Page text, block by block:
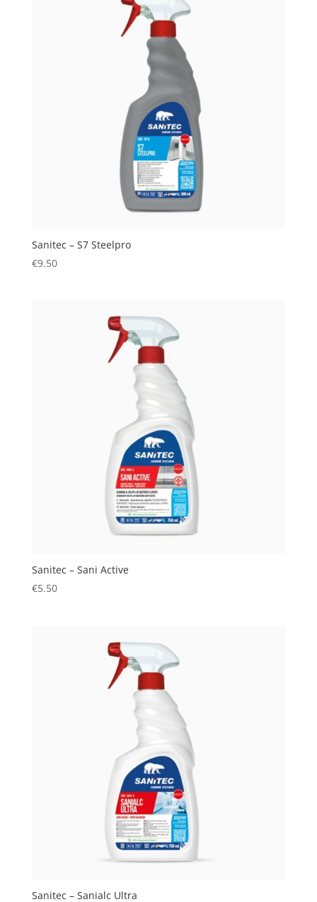
Sanitec – S7 Steelpro
€9.50
Sanitec – Sani Active
€5.50
Sanitec – Sanialc Ultra